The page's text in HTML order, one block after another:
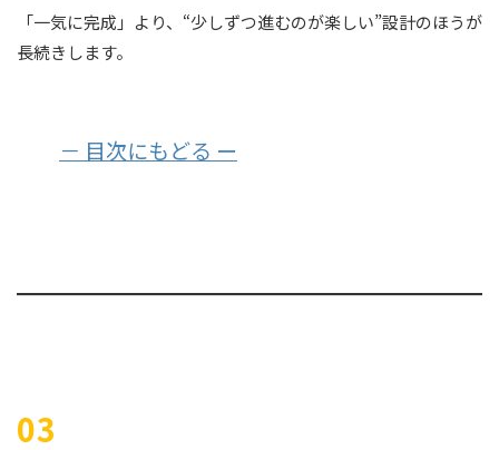
「一気に完成」より、“少しずつ進むのが楽しい”設計のほうが
長続きします。
－ 目次にもどる ー